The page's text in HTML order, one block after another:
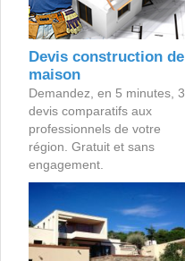
Devis construction de
maison
Demandez, en 5 minutes, 3
devis comparatifs aux
professionnels de votre
région. Gratuit et sans
engagement.